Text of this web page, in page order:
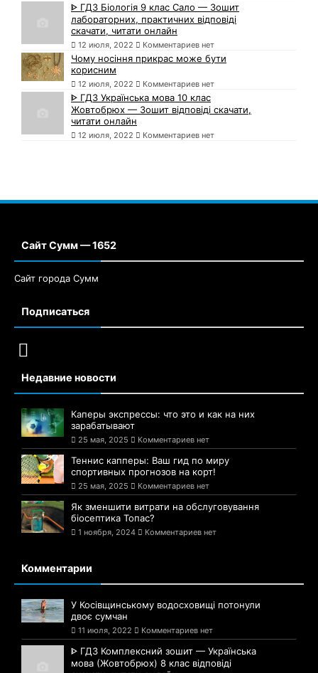
ᐈ ГДЗ Біологія 9 клас Сало — Зошит
лабораторних, практичних відповіді
скачати, читати онлайн
12 июля, 2022 Комментариев нет
Чому носіння прикрас може бути
корисним
12 июля, 2022 Комментариев нет
ᐈ ГДЗ Українська мова 10 клас
Жовтобрюх — Зошит відповіді скачати,
читати онлайн
12 июля, 2022 Комментариев нет
Сайт Сумм — 1652
Сайт города Сумм
Подписаться
Недавние новости
Каперы экспрессы: что это и как на них
зарабатывают
25 мая, 2025 Комментариев нет
Теннис капперы: Ваш гид по миру
спортивных прогнозов на корт!
25 мая, 2025 Комментариев нет
Як зменшити витрати на обслуговування
біосептика Топас?
1 ноября, 2024 Комментариев нет
Комментарии
У Косівщинському водосховищі потонули
двоє сумчан
11 июля, 2022 Комментариев нет
ᐈ ГДЗ Комплексний зошит — Українська
мова (Жовтобрюх) 8 клас відповіді